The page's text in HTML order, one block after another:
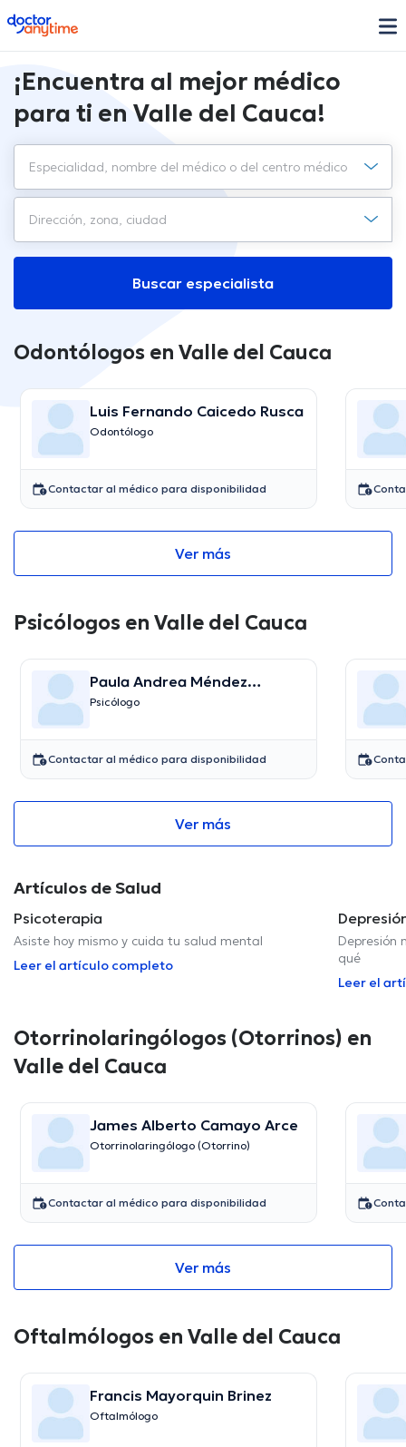
doctoranytime
¡Encuentra al mejor médico
para ti en Valle del Cauca!
Buscar especialista
Odontólogos en Valle del Cauca
Luis Fernando Caicedo Rusca
Odontólogo
Contactar al médico para disponibilidad
Ver más
Psicólogos en Valle del Cauca
Paula Andrea Méndez
Restrepo
Psicólogo
Contactar al médico para disponibilidad
Ver más
Artículos de Salud
Psicoterapia
Asiste hoy mismo y cuida tu salud mental
Leer el artículo completo
Depresión
qué
Leer el
Otorrinolaringólogos (Otorrinos) en
Valle del Cauca
James Alberto Camayo Arce
Otorrinolaringólogo (Otorrino)
Contactar al médico para disponibilidad
Ver más
Oftalmólogos en Valle del Cauca
Francis Mayorquin Brinez
Oftalmólogo